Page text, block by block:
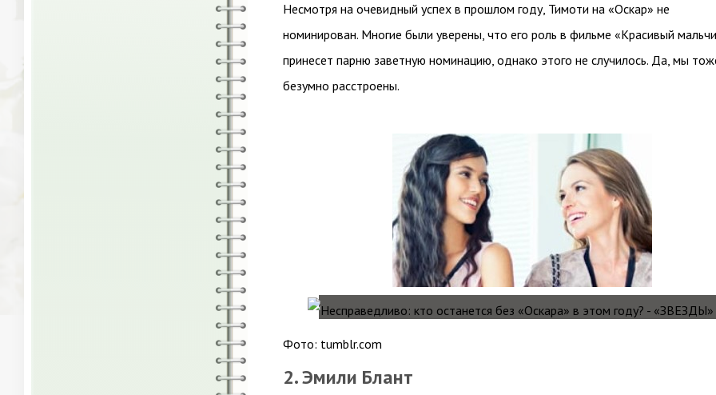
Несмотря на очевидный успех в прошлом году, Тимоти на «Оскар» не
номинирован. Многие были уверены, что его роль в фильме «Красивый
принесет парню заветную номинацию, однако этого не случилось. Да, мы
безумно расстроены.
Фото: tumblr.com
2. Эмили Блант